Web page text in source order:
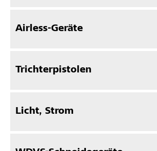
Airless-Geräte
Trichterpistolen
Licht, Strom